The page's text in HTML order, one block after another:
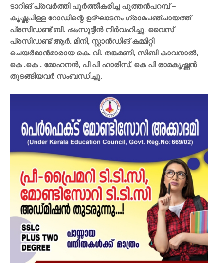
ടാറിങ് പ്രവര്‍ത്തി പൂര്‍ത്തീകരിച്ച പുത്തന്‍പറമ്പ് –
കൃഷ്ണപിള്ള റോഡിന്റെ ഉദ്ഘാടനം ഗ്രാമപഞ്ചായത്ത്
പ്രസിഡണ്ട് ബി. ഷംസുദ്ദീന്‍ നിര്‍വഹിച്ചു. വൈസ്
പ്രസിഡണ്ട് ആര്‍. മിനി, സ്റ്റാന്‍ഡിങ് കമ്മിറ്റി
ചെയര്‍മാന്‍മാരായ കെ. വി. തങ്കമണി, സിബി കാവനാല്‍,
കെ .കെ . മോഹനന്‍, പി പി ഹാരിസ്, കെ പി രാമകൃഷ്ണന്‍
തുടങ്ങിയവര്‍ സംബന്ധിച്ചു.